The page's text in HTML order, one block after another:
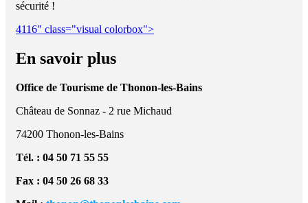
sécurité !
4116" class="visual colorbox">
En savoir plus
Office de Tourisme de Thonon-les-Bains
Château de Sonnaz - 2 rue Michaud
74200 Thonon-les-Bains
Tél. : 04 50 71 55 55
Fax : 04 50 26 68 33